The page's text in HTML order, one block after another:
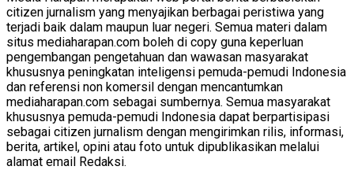
citizen jurnalism yang menyajikan berbagai peristiwa yang
terjadi baik dalam maupun luar negeri. Semua materi dalam
situs mediaharapan.com boleh di copy guna keperluan
pengembangan pengetahuan dan wawasan masyarakat
khususnya peningkatan inteligensi pemuda-pemudi Indonesia
dan referensi non komersil dengan mencantumkan
mediaharapan.com sebagai sumbernya. Semua masyarakat
khususnya pemuda-pemudi Indonesia dapat berpartisipasi
sebagai citizen jurnalism dengan mengirimkan rilis, informasi,
berita, artikel, opini atau foto untuk dipublikasikan melalui
alamat email Redaksi.